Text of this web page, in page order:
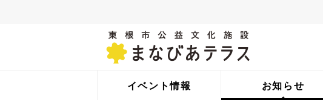
イベント情報 お知らせ